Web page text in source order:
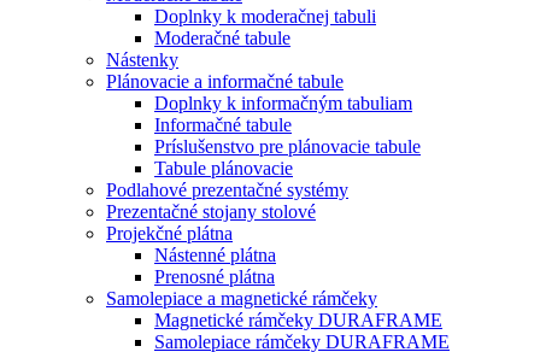
Doplnky k moderačnej tabuli
Moderačné tabule
Nástenky
Plánovacie a informačné tabule
Doplnky k informačným tabuliam
Informačné tabule
Príslušenstvo pre plánovacie tabule
Tabule plánovacie
Podlahové prezentačné systémy
Prezentačné stojany stolové
Projekčné plátna
Nástenné plátna
Prenosné plátna
Samolepiace a magnetické rámčeky
Magnetické rámčeky DURAFRAME
Samolepiace rámčeky DURAFRAME